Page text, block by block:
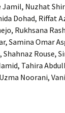
Jamil, Nuzhat
Dohad, Riffat
Rukhsana
Samina Omar
Shahnaz Rouse,
Tahira
Noorani,